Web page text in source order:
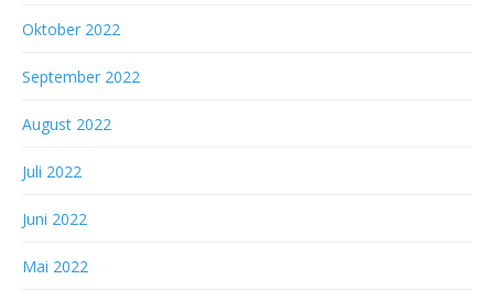
Oktober 2022
September 2022
August 2022
Juli 2022
Juni 2022
Mai 2022